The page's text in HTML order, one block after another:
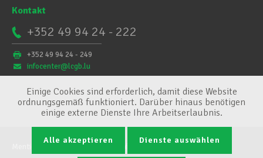
Kontakt
+352 49 94 24 - 222
+352 49 94 24 - 249
infocenter@lcgb.lu
Conditions générales
Einige Cookies sind erforderlich, damit diese Website
ordnungsgemäß funktioniert. Darüber hinaus benötigen
einige externe Dienste Ihre Arbeitserlaubnis.
Alle akzeptieren Dienste auswählen